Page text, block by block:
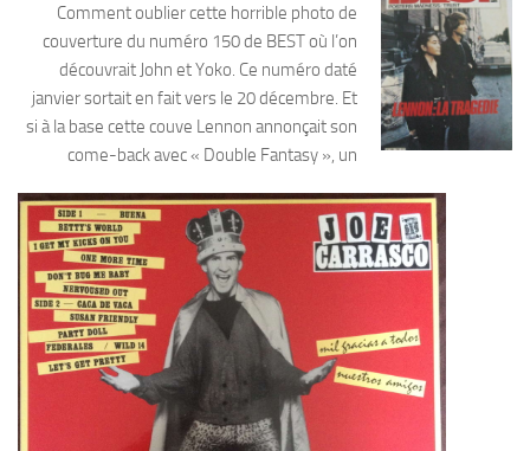
Comment oublier cette horrible photo de
couverture du numéro 150 de BEST où l’on
découvrait John et Yoko. Ce numéro daté
janvier sortait en fait vers le 20 décembre. Et
si à la base cette couve Lennon annonçait son
come-back avec « Double Fantasy », un